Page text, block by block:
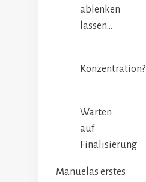
ablenken
lassen…
Konzentration?
Warten
auf
Finalisierung
Manuelas erstes